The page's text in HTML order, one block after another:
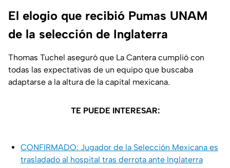
El elogio que recibió Pumas UNAM
de la selección de Inglaterra
Thomas Tuchel aseguró que La Cantera cumplió con
todas las expectativas de un equipo que buscaba
adaptarse a la altura de la capital mexicana.
TE PUEDE INTERESAR:
CONFIRMADO: Jugador de la Selección Mexicana es
trasladado al hospital tras derrota ante Inglaterra